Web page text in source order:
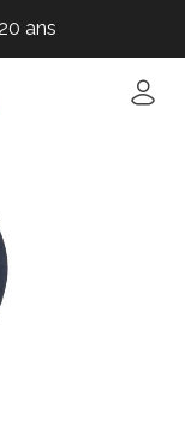
ans
ans
ans